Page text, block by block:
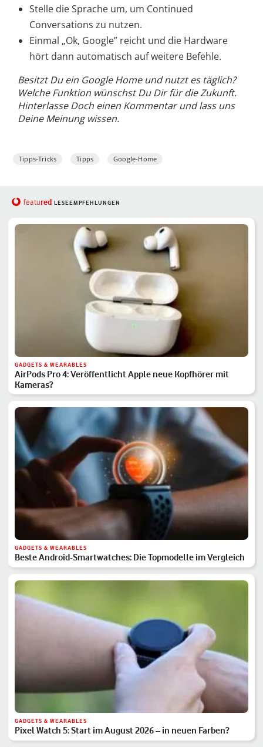
Stelle die Sprache um, um Continued
Conversations zu nutzen.
Einmal „Ok, Google” reicht und die Hardware
hört dann automatisch auf weitere Befehle.
Besitzt Du ein Google Home und nutzt es täglich?
Welche Funktion wünschst Du Dir für die Zukunft.
Hinterlasse Doch einen Kommentar und lass uns
Deine Meinung wissen.
Tipps-Tricks Tipps Google-Home
featured LESEEMPFEHLUNGEN
GADGETS & WEARABLES
AirPods Pro 4: Veröffentlicht Apple neue Kopfhörer mit
Kameras?
GADGETS & WEARABLES
Beste Android-Smartwatches: Die Topmodelle im Vergleich
GADGETS & WEARABLES
Pixel Watch 5: Start im August 2026 – in neuen Farben?